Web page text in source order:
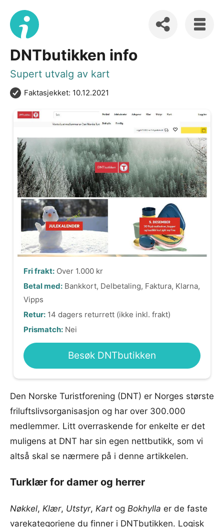
DNTbutikken info
Supert utvalg av kart
Faktasjekket: 10.12.2021
Fri frakt: Over 1.000 kr
Betal med: Bankkort, Delbetaling, Faktura, Klarna,
Vipps
Retur: 14 dagers returrett (ikke inkl. frakt)
Prismatch: Nei
Besøk DNTbutikken
Den Norske Turistforening (DNT) er Norges største
friluftslivsorganisasjon og har over 300.000
medlemmer. Litt overraskende for enkelte er det
muligens at DNT har sin egen nettbutikk, som vi
altså skal se nærmere på i denne artikkelen.
Turklær for damer og herrer
Nøkkel, Klær, Utstyr, Kart og Bokhylla er de faste
varekategoriene du finner i DNTbutikken. Logisk